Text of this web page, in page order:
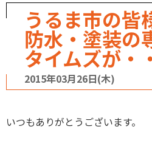
うるま市の
防水・塗装の
タイムズが・
2015年03月26日(木)
いつもありがとうございます。